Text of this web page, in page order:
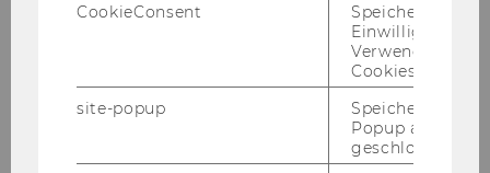
Allgemeine
Universitätspersonal an der
CookieConsent
Speichert Ihre
Einwilligung zur
Verwendung von
Cookies.
site-popup
Speichert ob ein
Popup
geschlossen